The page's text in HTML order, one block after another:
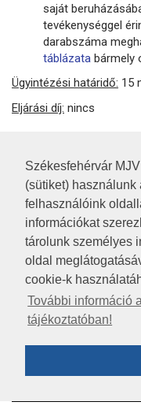
Székesfehérvár
(sütiket)
felhasználóink
információkat
tárolunk személyes
oldal
cookie-k
További információ
tájékoztatóban!
saját
tevékenységgel
darabszáma
táblázata bármely
Ügyintézési határidő: 15
Eljárási díj: nincs
RSS
A HONLAP 2017.03.31-I
JOGI NYILATKOZAT
IMPRESSZUM
KÖZÉRDEKŰ ADATOK